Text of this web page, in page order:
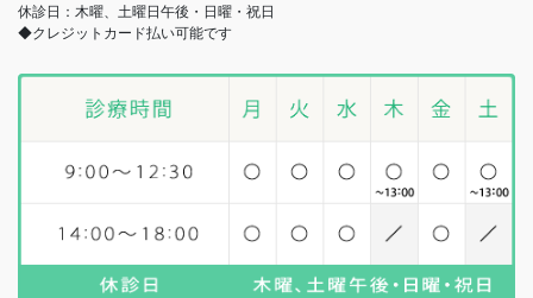
休診日：木曜、土曜日午後・日曜・祝日
◆クレジットカード払い可能です